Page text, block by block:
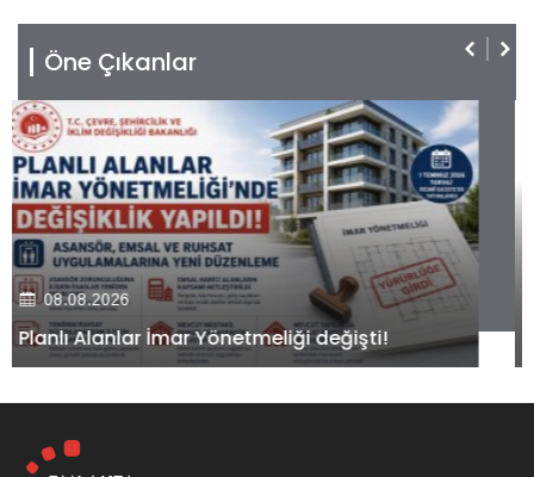
Öne Çıkanlar
08.08.2026
Kiler GYO’dan Pendik Dolayoba projesiyle ilgili
önemli adım!